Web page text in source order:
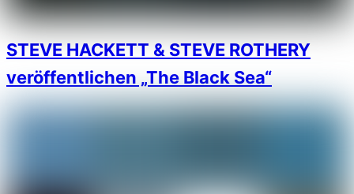
STEVE HACKETT & STEVE ROTHERY
veröffentlichen „The Black Sea“